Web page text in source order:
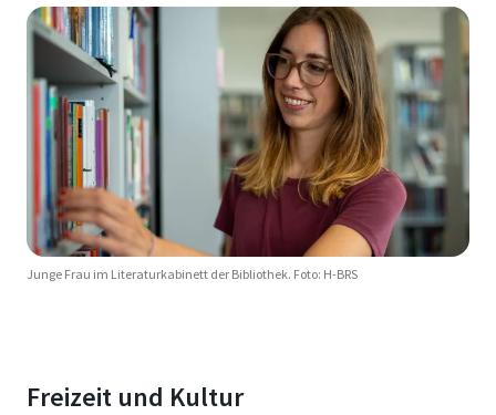
Junge Frau im Literaturkabinett der Bibliothek. Foto: H-BRS
Freizeit und Kultur